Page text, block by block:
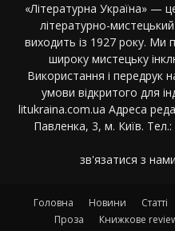
«Літературна Україна» —
літературно-
виходить із 1927 року. Ми
широку мистецьку
Використання і передрук
умови відкритого для
litukraina.com.ua Адреса
Павленка, 3, м. Київ.
зв'язатися з
Головна Новини Статті
Проза
Книжкове